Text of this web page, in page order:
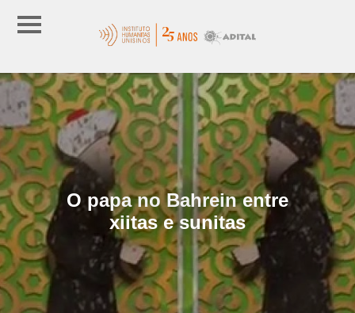
O papa no Bahrein entre
xiitas e sunitas